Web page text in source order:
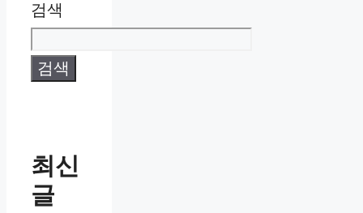
검색
검색
최신
글